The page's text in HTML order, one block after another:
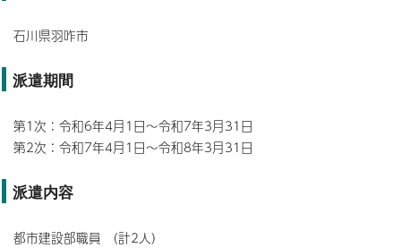
石川県羽咋市
派遣期間
第1次：令和6年4月1日～令和7年3月31日
第2次：令和7年4月1日～令和8年3月31日
派遣内容
都市建設部職員 （計2人）